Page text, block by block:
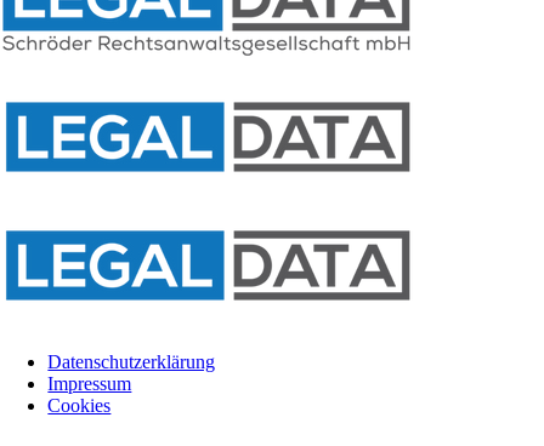
Datenschutzerklärung
Impressum
Cookies